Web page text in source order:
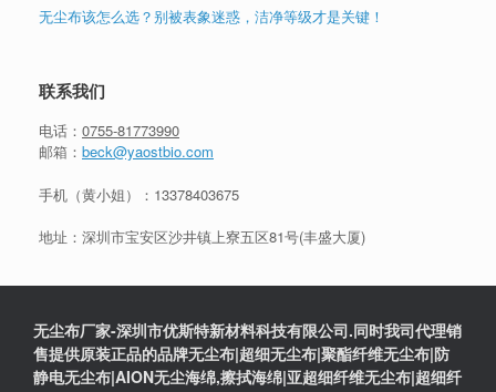
无尘布该怎么选？别被表象迷惑，洁净等级才是关键！
联系我们
电话： 0755-81773990
邮箱： beck@yaostbio.com
手机（黄小姐）： 13378403675
地址：深圳市宝安区沙井镇上寮五区81号(丰盛大厦)
无尘布厂家-深圳市优斯特新材料科技有限公司.同时我司代理销
售提供原装正品的品牌无尘布|超细无尘布|聚酯纤维无尘布|防
静电无尘布|AION无尘海绵,擦拭海绵|亚超细纤维无尘布|超细纤